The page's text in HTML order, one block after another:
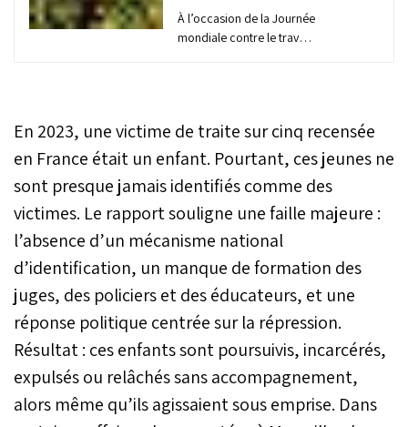
À l’occasion de la Journée
mondiale contre le travail
données issues de
l’enquête nationale sur
l’emploi réalisée en 2024.
Selon les résultats, environ
101.000 enfants âgés de 7
à 17 ans sont toujours
engagés dans une activité
économique au Maroc,
des chiffres en baisse
continue depuis 2017.
En 2023, une victime de traite sur cinq recensée
en France était un enfant. Pourtant, ces jeunes ne
sont presque jamais identifiés comme des
victimes. Le rapport souligne une faille majeure :
l’absence d’un mécanisme national
d’identification, un manque de formation des
juges, des policiers et des éducateurs, et une
réponse politique centrée sur la répression.
Résultat : ces enfants sont poursuivis, incarcérés,
expulsés ou relâchés sans accompagnement,
alors même qu’ils agissaient sous emprise. Dans